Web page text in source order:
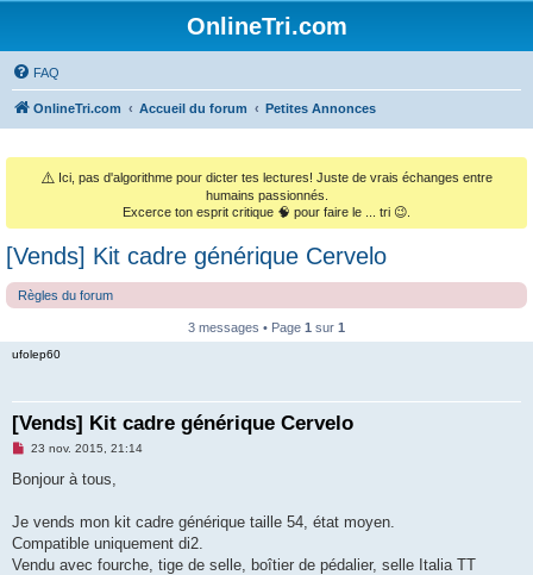
OnlineTri.com
FAQ
OnlineTri.com Accueil du forum Petites Annonces
⚠️ Ici, pas d'algorithme pour dicter tes lectures! Juste de vrais échanges entre
humains passionnés.
Excerce ton esprit critique 🧠 pour faire le ... tri 😉.
[Vends] Kit cadre générique Cervelo
Règles du forum
3 messages • Page 1 sur 1
ufolep60
[Vends] Kit cadre générique Cervelo
M
s
g
n
o
23 nov. 2015, 21:14
Bonjour à tous,
Je vends mon kit cadre générique taille 54, état moyen.
Compatible uniquement di2.
Vendu avec fourche, tige de selle, boîtier de pédalier, selle Italia TT